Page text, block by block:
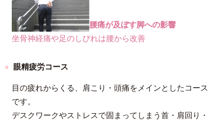
腰痛が及ぼす脚への影響
坐骨神経痛や足のしびれは腰から改善
眼精疲労コース
目の疲れからくる、肩こり・頭痛をメインとしたコース
です。
デスクワークやストレスで固まってしまう首・肩回り・